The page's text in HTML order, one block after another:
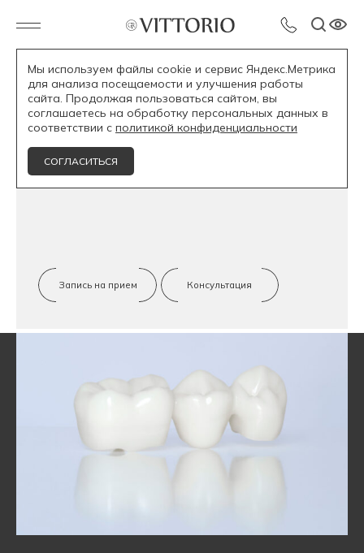
Услуги Ортопедия Коронки
Установка коронок на зубы
в Казани
Запись на прием Консультация
Мы используем файлы cookie и сервис Яндекс.Метрика
для анализа посещаемости и улучшения работы
сайта. Продолжая пользоваться сайтом, вы
соглашаетесь на обработку персональных данных в
соответствии с политикой конфиденциальности
СОГЛАСИТЬСЯ